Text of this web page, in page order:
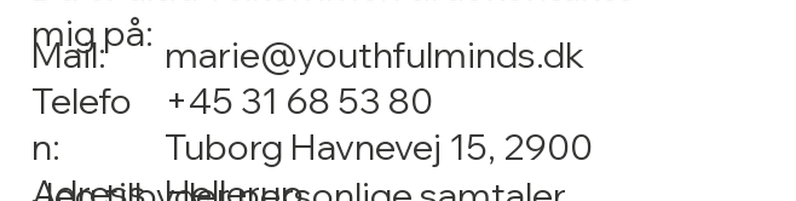
mig på:
Mail:
Telefo
n:
Adress
marie@youthfulminds.dk
+45 31 68 53 80
Tuborg Havnevej 15, 2900
Hellerup